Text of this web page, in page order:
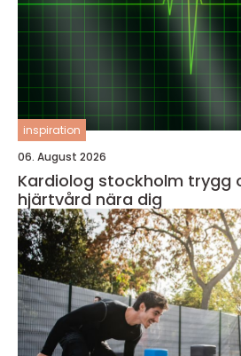
inspiration
06. August 2026
Kardiolog stockholm trygg och modern
hjärtvård nära dig